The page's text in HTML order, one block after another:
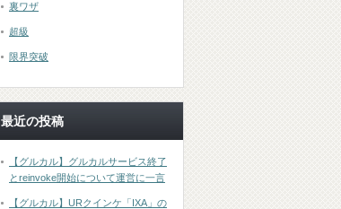
裏ワザ
超級
限界突破
最近の投稿
【グルカル】グルカルサービス終了
とreinvoke開始について運営に一言
【グルカル】URクインケ「IXA」の